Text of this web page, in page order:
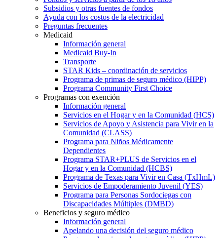
Subsidios y otras fuentes de fondos
Ayuda con los costos de la electricidad
Preguntas frecuentes
Medicaid
Información general
Medicaid Buy-In
Transporte
STAR Kids – coordinación de servicios
Programa de primas de seguro médico (HIPP)
Programa Community First Choice
Programas con exención
Información general
Servicios en el Hogar y en la Comunidad (HCS)
Servicios de Apoyo y Asistencia para Vivir en la
Comunidad (CLASS)
Programa para Niños Médicamente
Dependientes
Programa STAR+PLUS de Servicios en el
Hogar y en la Comunidad (HCBS)
Programa de Texas para Vivir en Casa (TxHmL)
Servicios de Empoderamiento Juvenil (YES)
Programa para Personas Sordociegas con
Discapacidades Múltiples (DMBD)
Beneficios y seguro médico
Información general
Apelando una decisión del seguro médico